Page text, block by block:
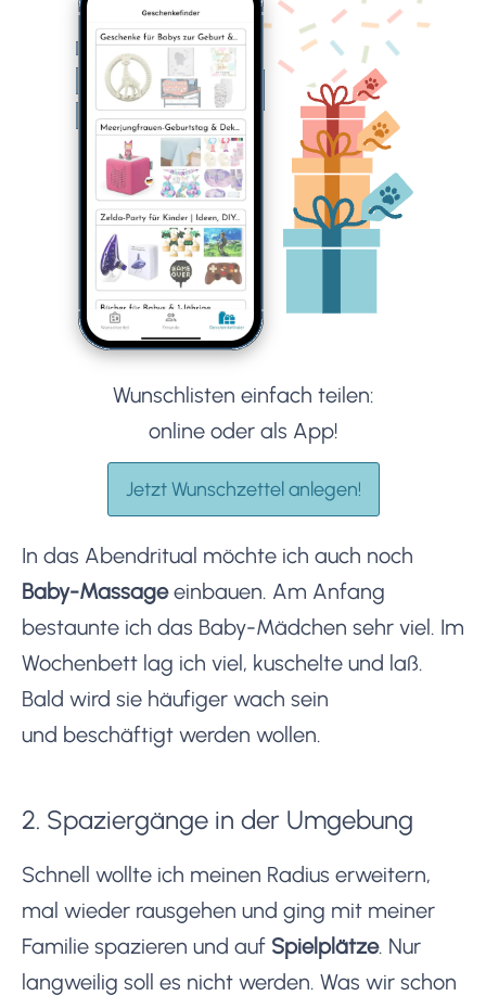
Wunschlisten einfach teilen:
online oder als App!
Jetzt Wunschzettel anlegen!
In das Abendritual möchte ich auch noch
Baby-Massageeinbauen. Am Anfang
bestaunte ich das Baby-Mädchen sehr viel. Im
Wochenbett lag ich viel, kuschelte und laß.
Bald wird sie häufiger wach sein
und beschäftigt werden wollen.
2. Spaziergänge in der Umgebung
Schnell wollte ich meinen Radius erweitern,
mal wieder rausgehen und ging mit meiner
Familie spazieren und auf Spielplätze. Nur
langweilig soll es nicht werden. Was wir schon